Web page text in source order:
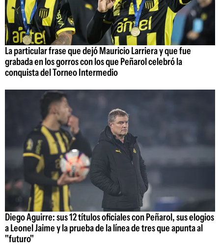
La particular frase que dejó Mauricio Larriera y que fue
grabada en los gorros con los que Peñarol celebró la
conquista del Torneo Intermedio
Diego Aguirre: sus 12 títulos oficiales con Peñarol, sus elogios
a Leonel Jaime y la prueba de la línea de tres que apunta al
"futuro"